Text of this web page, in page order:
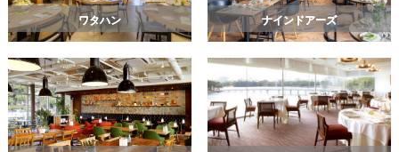
ワタハン ナインドアーズ